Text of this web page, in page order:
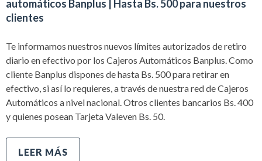
automáticos Banplus | Hasta Bs. 500 para nuestros
clientes
Te informamos nuestros nuevos límites autorizados de retiro
diario en efectivo por los Cajeros Automáticos Banplus. Como
cliente Banplus dispones de hasta Bs. 500 para retirar en
efectivo, si así lo requieres, a través de nuestra red de Cajeros
Automáticos a nivel nacional. Otros clientes bancarios Bs. 400
y quienes posean Tarjeta Valeven Bs. 50.
LEER MÁS